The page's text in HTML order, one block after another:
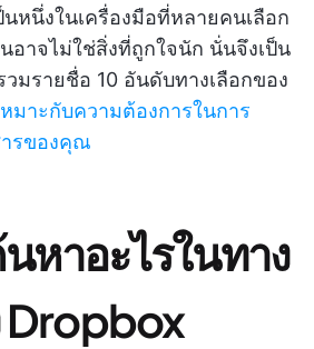
นหนึ่งในเครื่องมือที่หลายคนเลือก
อาจไม่ใช่สิ่งที่ถูกใจนัก นั่นจึงเป็น
วมรายชื่อ 10 อันดับทางเลือกของ
มาะกับความต้องการในการ
ารของคุณ
หาอะไรในทาง
Dropbox